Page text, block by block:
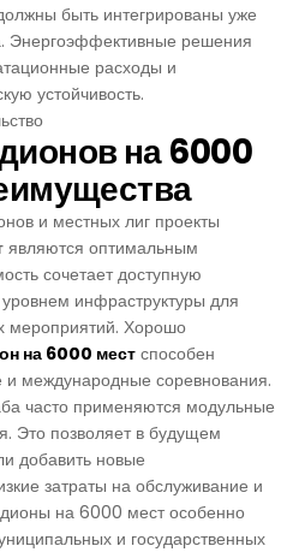
быть интегрированы уже
Энергоэффективные решения
расходы и
устойчивость.
на 6000
и местных лиг проекты
являются оптимальным
сочетает доступную
инфраструктуры для
мероприятий. Хорошо
на 6000 мест способен
международные соревнования.
часто применяются модульные
Это позволяет в будущем
добавить новые
затраты на обслуживание и
на 6000 мест особенно
и государственных